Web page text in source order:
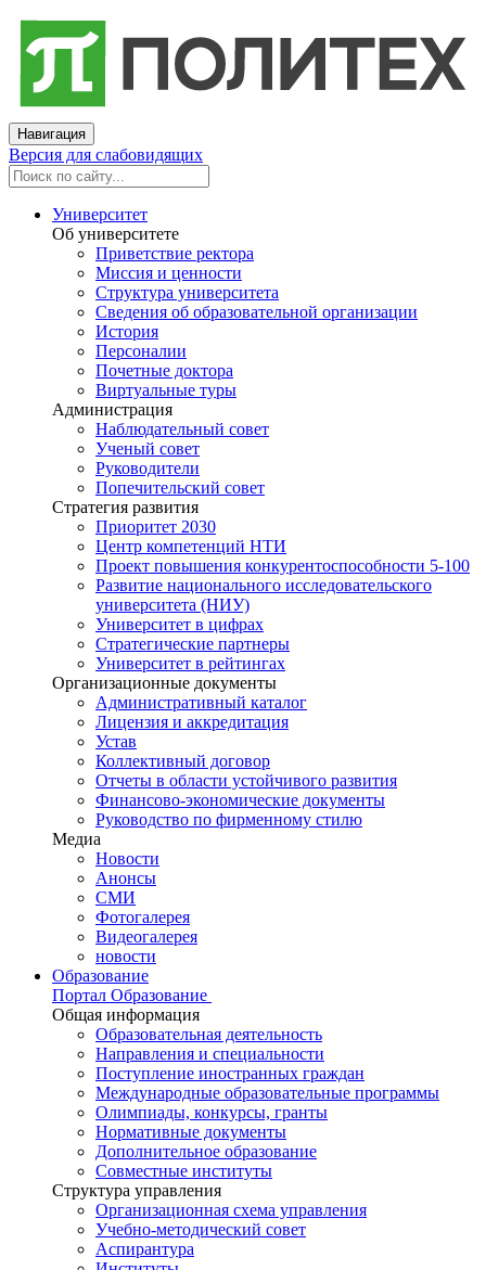
Навигация
Версия для слабовидящих
Университет
Об университете
Приветствие ректора
Миссия и ценности
Структура университета
Сведения об образовательной организации
История
Персоналии
Почетные доктора
Виртуальные туры
Администрация
Наблюдательный совет
Ученый совет
Руководители
Попечительский совет
Стратегия развития
Приоритет 2030
Центр компетенций НТИ
Проект повышения конкурентоспособности 5-100
Развитие национального исследовательского
университета (НИУ)
Университет в цифрах
Стратегические партнеры
Университет в рейтингах
Организационные документы
Административный каталог
Лицензия и аккредитация
Устав
Коллективный договор
Отчеты в области устойчивого развития
Финансово-экономические документы
Руководство по фирменному стилю
Медиа
Новости
Анонсы
СМИ
Фотогалерея
Видеогалерея
новости
Образование
Портал Образование
Общая информация
Образовательная деятельность
Направления и специальности
Поступление иностранных граждан
Международные образовательные программы
Олимпиады, конкурсы, гранты
Нормативные документы
Дополнительное образование
Совместные институты
Структура управления
Организационная схема управления
Учебно-методический совет
Аспирантура